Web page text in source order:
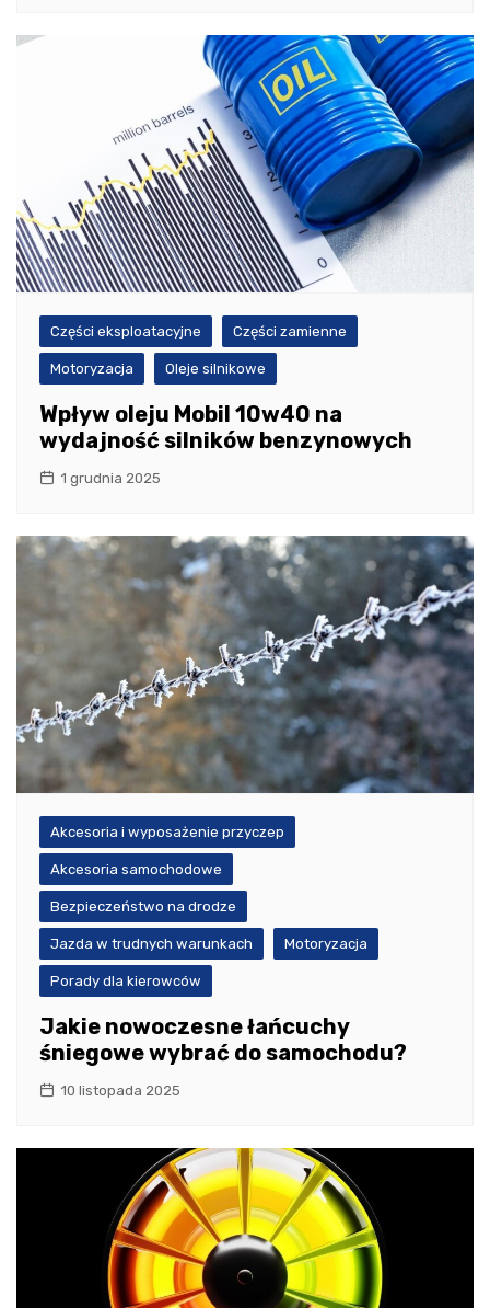
Części eksploatacyjne Części zamienne
Motoryzacja Oleje silnikowe
Wpływ oleju Mobil 10w40 na
wydajność silników benzynowych
1 grudnia 2025
Akcesoria i wyposażenie przyczep
Akcesoria samochodowe
Bezpieczeństwo na drodze
Jazda w trudnych warunkach Motoryzacja
Porady dla kierowców
Jakie nowoczesne łańcuchy
śniegowe wybrać do samochodu?
10 listopada 2025